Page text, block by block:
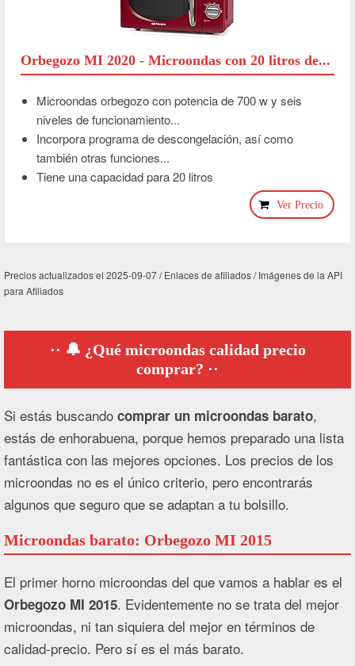
Orbegozo MI 2020 - Microondas con 20 litros de...
Microondas orbegozo con potencia de 700 w y seis
niveles de funcionamiento...
Incorpora programa de descongelación, así como
también otras funciones...
Tiene una capacidad para 20 litros
Ver Precio
Precios actualizados el 2025-09-07 / Enlaces de afiliados / Imágenes de la API
para Afiliados
🔔 ¿Qué microondas calidad precio
comprar?
Si estás buscandocomprar un microondas barato,
estás de enhorabuena, porque hemos preparado una lista
fantástica con las mejores opciones. Los precios de los
microondas no es el único criterio, pero encontrarás
algunos que seguro que se adaptan a tu bolsillo.
Microondas barato: Orbegozo MI 2015
El primer horno microondas del que vamos a hablar es el
Orbegozo MI 2015. Evidentemente no se trata del mejor
microondas, ni tan siquiera del mejor en términos de
calidad-precio. Pero sí es el más barato.